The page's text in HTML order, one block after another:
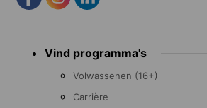
menu Vind programma's
Volwassenen (16+)
Carrière